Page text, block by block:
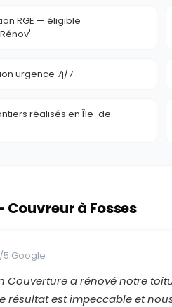
RGE — éligible
urgence 7j/7
réalisés en Île-de-
Couvreur à Fosses
5 Google
Couverture a rénové notre
résultat est impeccable et